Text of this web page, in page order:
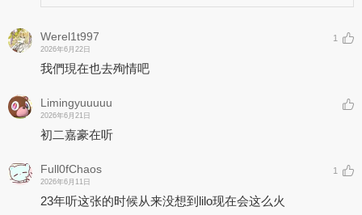
Werel1t997
2026年6月22日
1
我們現在也去殉情吧
Limingyuuuuu
2026年6月21日
初二嘉豪在听
Full0fChaos
2026年6月11日
1
23年听这张的时候从来没想到lilo现在会这么火